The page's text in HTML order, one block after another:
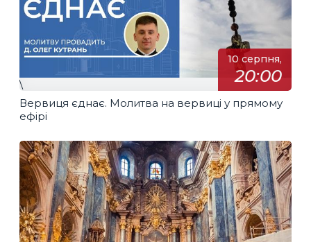
10 серпня,
20:00
\
Вервиця єднає. Молитва на вервиці у прямому
ефірі